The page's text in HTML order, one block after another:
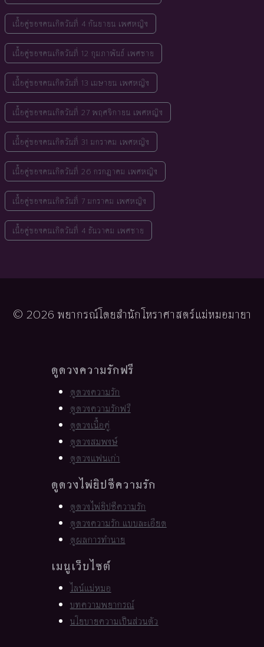
เนื้อคู่ของคนเกิดวันที่ 4 กันยายน เพศหญิง
เนื้อคู่ของคนเกิดวันที่ 12 กุมภาพันธ์ เพศชาย
เนื้อคู่ของคนเกิดวันที่ 13 เมษายน เพศหญิง
เนื้อคู่ของคนเกิดวันที่ 27 พฤศจิกายน เพศหญิง
เนื้อคู่ของคนเกิดวันที่ 31 มกราคม เพศหญิง
เนื้อคู่ของคนเกิดวันที่ 26 กรกฎาคม เพศหญิง
เนื้อคู่ของคนเกิดวันที่ 7 มกราคม เพศหญิง
เนื้อคู่ของคนเกิดวันที่ 4 ธันวาคม เพศชาย
© 2026 พยากรณ์โดยสำนักโหราศาสตร์แม่หมอมายา
ดูดวงความรักฟรี
ดูดวงความรัก
ดูดวงความรักฟรี
ดูดวงเนื้อคู่
ดูดวงสมพงษ์
ดูดวงแฟนเก่า
ดูดวงไพ่ยิปซีความรัก
ดูดวงไพ่ยิปซีความรัก
ดูดวงความรัก แบบละเอียด
ดูผลการทำนาย
เมนูเว็บไซต์
ไลน์แม่หมอ
บทความพยากรณ์
นโยบายความเป็นส่วนตัว